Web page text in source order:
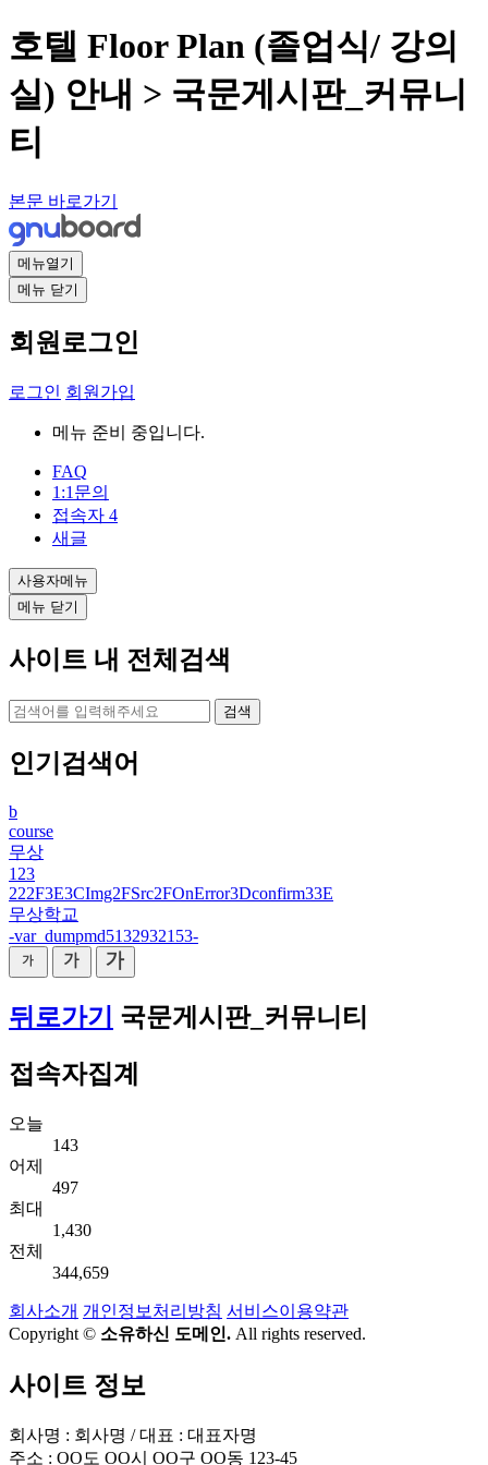
호텔 Floor Plan (졸업식/ 강의
실) 안내 > 국문게시판_커뮤니
티
본문 바로가기
메뉴열기
메뉴 닫기
회원로그인
로그인 회원가입
메뉴 준비 중입니다.
FAQ
1:1문의
접속자 4
새글
사용자메뉴
메뉴 닫기
사이트 내 전체검색
검색
인기검색어
b
course
무상
123
222F3E3CImg2FSrc2FOnError3Dconfirm33E
무상학교
-var_dumpmd5132932153-
뒤로가기
국문게시판_커뮤니티
접속자집계
오늘
143
어제
497
최대
1,430
전체
344,659
회사소개 개인정보처리방침 서비스이용약관
Copyright © 소유하신 도메인. All rights reserved.
사이트 정보
회사명 : 회사명 / 대표 : 대표자명
주소 : OO도 OO시 OO구 OO동 123-45